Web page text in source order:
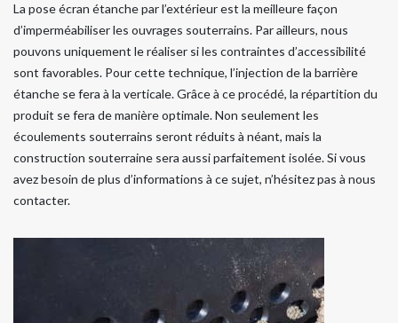
La pose écran étanche par l’extérieur est la meilleure façon
d’imperméabiliser les ouvrages souterrains. Par ailleurs, nous
pouvons uniquement le réaliser si les contraintes d’accessibilité
sont favorables. Pour cette technique, l’injection de la barrière
étanche se fera à la verticale. Grâce à ce procédé, la répartition du
produit se fera de manière optimale. Non seulement les
écoulements souterrains seront réduits à néant, mais la
construction souterraine sera aussi parfaitement isolée. Si vous
avez besoin de plus d’informations à ce sujet, n’hésitez pas à nous
contacter.